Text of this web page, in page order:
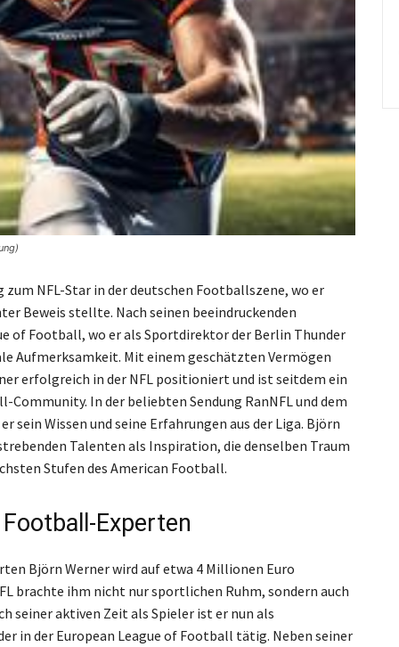
NFL-Star in der deutschen Footballszene, wo er
Beweis stellte. Nach seinen beeindruckenden
of Football, wo er als Sportdirektor der Berlin Thunder
Aufmerksamkeit. Mit einem geschätzten Vermögen
erfolgreich in der NFL positioniert und ist seitdem ein
In der beliebten Sendung RanNFL und dem
sein Wissen und seine Erfahrungen aus der Liga. Björn
Talenten als Inspiration, die denselben Traum
Stufen des American Football.
Experten
Björn Werner wird auf etwa 4 Millionen Euro
brachte ihm nicht nur sportlichen Ruhm, sondern auch
seiner aktiven Zeit als Spieler ist er nun als
in der European League of Football tätig. Neben seiner